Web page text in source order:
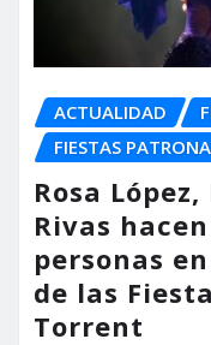
ACTUALIDAD
FIESTAS
Rosa
Rivas
personas
de las
Torrent